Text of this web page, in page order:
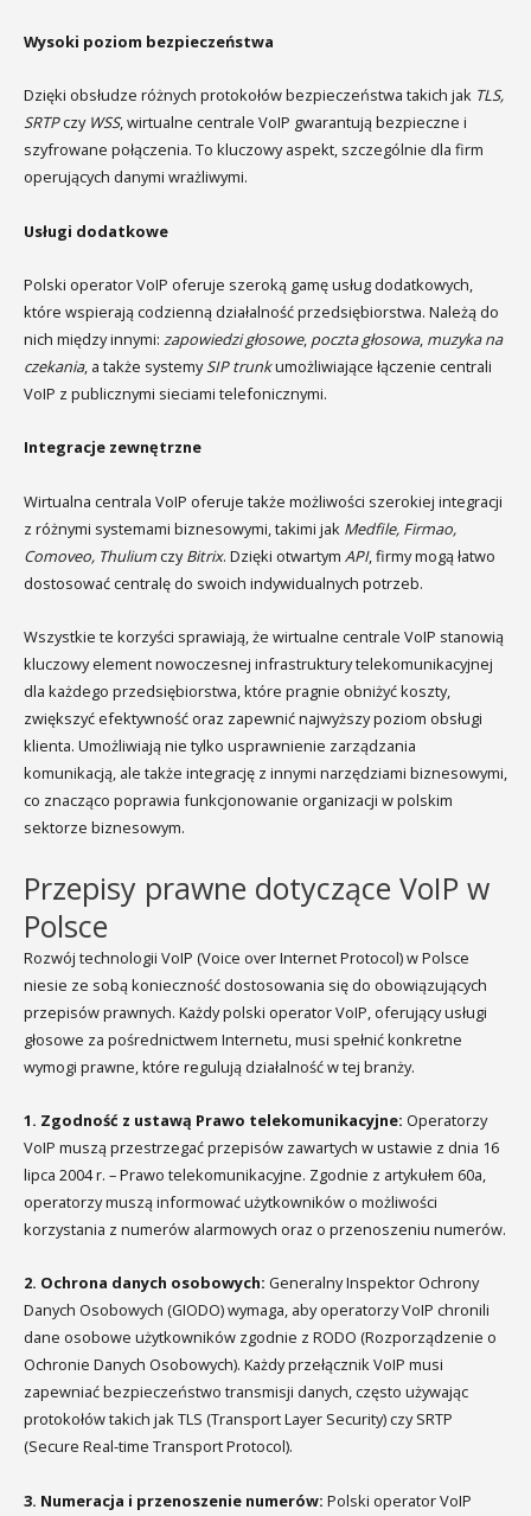
Wysoki poziom bezpieczeństwa
Dzięki obsłudze różnych protokołów bezpieczeństwa takich jak TLS,
SRTPczy WSS, wirtualne centrale VoIP gwarantują bezpieczne i
szyfrowane połączenia. To kluczowy aspekt, szczególnie dla firm
operujących danymi wrażliwymi.
Usługi dodatkowe
Polski operator VoIP oferuje szeroką gamę usług dodatkowych,
które wspierają codzienną działalność przedsiębiorstwa. Należą do
nich między innymi: zapowiedzi głosowe, poczta głosowa, muzyka na
czekania, a także systemySIP trunkumożliwiające łączenie centrali
VoIP z publicznymi sieciami telefonicznymi.
Integracje zewnętrzne
Wirtualna centrala VoIP oferuje także możliwości szerokiej integracji
z różnymi systemami biznesowymi, takimi jak Medfile, Firmao,
Comoveo, Thulium czyBitrix. Dzięki otwartym API, firmy mogą łatwo
dostosować centralę do swoich indywidualnych potrzeb.
Wszystkie te korzyści sprawiają, że wirtualne centrale VoIP stanowią
kluczowy element nowoczesnej infrastruktury telekomunikacyjnej
dla każdego przedsiębiorstwa, które pragnie obniżyć koszty,
zwiększyć efektywność oraz zapewnić najwyższy poziom obsługi
klienta. Umożliwiają nie tylko usprawnienie zarządzania
komunikacją, ale także integrację z innymi narzędziami biznesowymi,
co znacząco poprawia funkcjonowanie organizacji w polskim
sektorze biznesowym.
Przepisy prawne dotyczące VoIP w
Polsce
Rozwój technologii VoIP (Voice over Internet Protocol) w Polsce
niesie ze sobą konieczność dostosowania się do obowiązujących
przepisów prawnych. Każdy polski operator VoIP, oferujący usługi
głosowe za pośrednictwem Internetu, musi spełnić konkretne
wymogi prawne, które regulują działalność w tej branży.
1. Zgodność z ustawą Prawo telekomunikacyjne: Operatorzy
VoIP muszą przestrzegać przepisów zawartych w ustawie z dnia 16
lipca 2004 r. – Prawo telekomunikacyjne. Zgodnie z artykułem 60a,
operatorzy muszą informować użytkowników o możliwości
korzystania z numerów alarmowych oraz o przenoszeniu numerów.
2. Ochrona danych osobowych: Generalny Inspektor Ochrony
Danych Osobowych (GIODO) wymaga, aby operatorzy VoIP chronili
dane osobowe użytkowników zgodnie z RODO (Rozporządzenie o
Ochronie Danych Osobowych). Każdy przełącznik VoIP musi
zapewniać bezpieczeństwo transmisji danych, często używając
protokołów takich jak TLS (Transport Layer Security) czy SRTP
(Secure Real-time Transport Protocol).
3. Numeracja i przenoszenie numerów: Polski operator VoIP